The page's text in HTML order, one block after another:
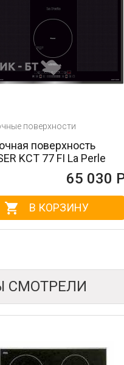
FI La Perle
65 030 Р
СМОТРЕЛИ